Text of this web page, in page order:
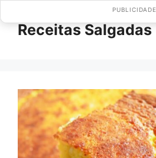
paraReceitas Salgadas
PUBLICIDADE